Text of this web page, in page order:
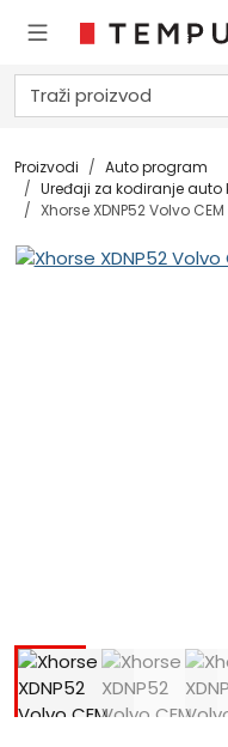
Proizvodi
Auto program
Uređaji za kodiranje
Xhorse XDNP52 Volvo